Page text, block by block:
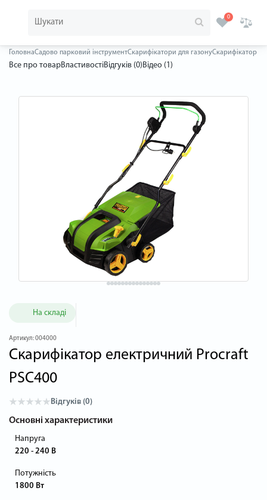
0
ГоловнаСадово парковий інструментСкарифікатори для газонуСкарифікатор
Все про товарВластивостіВідгуків (0)Відео (1)
На складі
Артикул:004000
Скарифікатор електричний Procraft
PSC400
Відгуків (0)
Основні характеристики
Напруга
220 - 240 В
Потужність
1800 Вт